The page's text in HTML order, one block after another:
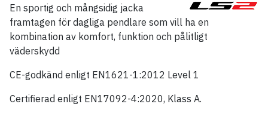
En sportig och mångsidig jacka
framtagen för dagliga pendlare som vill ha en
kombination av komfort, funktion och pålitligt
väderskydd
CE-godkänd enligt EN1621-1:2012 Level 1
Certifierad enligt EN17092-4:2020, Klass A.